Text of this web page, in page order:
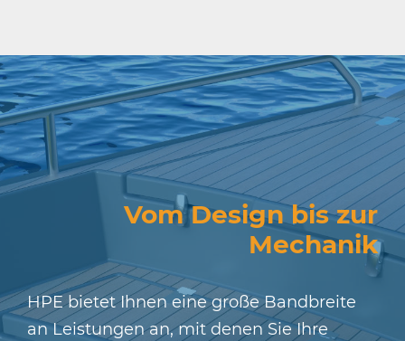
Vom Design bis zur
Mechanik
HPE bietet Ihnen eine große Bandbreite
an Leistungen an, mit denen Sie Ihre